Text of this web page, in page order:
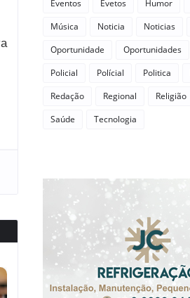
Eventos
Evetos Humor
Música
Noticia Noticias
Oportunidade
Oportunidades
Policial
Polícial Politica
Redação
Regional Religião
Saúde
Tecnologia